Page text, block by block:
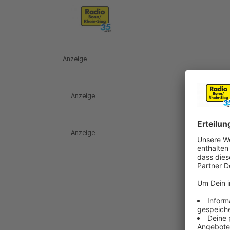
Anzeige
Anzeige
Anzeige